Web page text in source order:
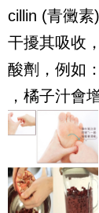
cillin (青黴
干擾其吸收
酸劑，例如
，橘子汁會